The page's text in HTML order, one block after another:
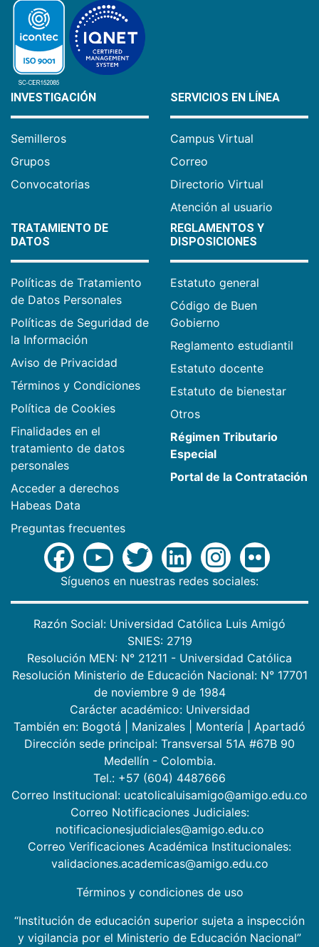
INVESTIGACIÓN
Semilleros
Grupos
Convocatorias
SERVICIOS EN LÍNEA
Campus Virtual
Correo
Directorio Virtual
Atención al usuario
TRATAMIENTO DE
DATOS
Políticas de Tratamiento
de Datos Personales
Políticas de Seguridad de
la Información
Aviso de Privacidad
Términos y Condiciones
Política de Cookies
Finalidades en el
tratamiento de datos
personales
Acceder a derechos
Habeas Data
Preguntas frecuentes
REGLAMENTOS Y
DISPOSICIONES
Estatuto general
Código de Buen
Gobierno
Reglamento estudiantil
Estatuto docente
Estatuto de bienestar
Otros
Régimen Tributario
Especial
Portal de la Contratación
Síguenos en nuestras redes sociales:
Razón Social: Universidad Católica Luis Amigó
SNIES: 2719
Resolución MEN: N° 21211 - Universidad Católica
Resolución Ministerio de Educación Nacional: N° 17701
de noviembre 9 de 1984
Carácter académico: Universidad
También en: Bogotá Manizales Montería
Apartadó
Dirección sede principal: Transversal 51A #67B 90
Medellín - Colombia.
Tel.: +57 (604) 4487666
Correo Institucional: ucatolicaluisamigo@amigo.edu.co
Correo Notificaciones Judiciales:
notificacionesjudiciales@amigo.edu.co
Correo Verificaciones Académica Institucionales:
validaciones.academicas@amigo.edu.co
Términos y condiciones de uso
“Institución de educación superior sujeta a inspección
y vigilancia por el Ministerio de Educación Nacional”